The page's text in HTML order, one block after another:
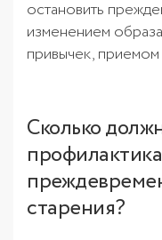
остановить
изменением
привычек,
Сколько
профилактика
старения?